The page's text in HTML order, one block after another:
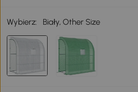
Wybierz: Biały, Other Size